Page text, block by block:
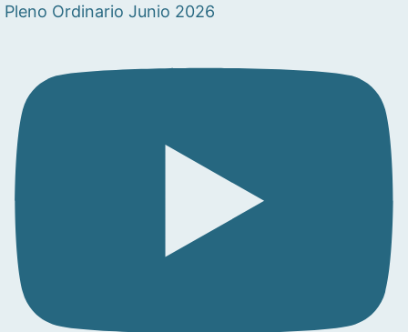
Pleno Ordinario Junio 2026